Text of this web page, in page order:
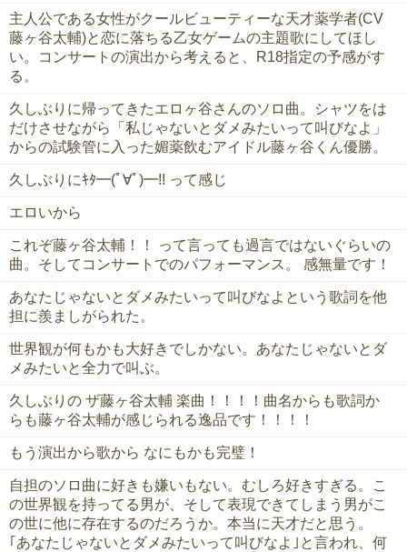
主人公である女性がクールビューティーな天才薬学者(CV
藤ヶ谷太輔)と恋に落ちる乙女ゲームの主題歌にしてほし
い。コンサートの演出から考えると、R18指定の予感がす
る。
久しぶりに帰ってきたエロヶ谷さんのソロ曲。シャツをは
だけさせながら「私じゃないとダメみたいって叫びなよ」
からの試験管に入った媚薬飲むアイドル藤ヶ谷くん優勝。
久しぶりにｷﾀ━(ﾟ∀ﾟ)━!! って感じ
エロいから
これぞ藤ヶ谷太輔！！ って言っても過言ではないぐらいの
曲。そしてコンサートでのパフォーマンス。 感無量です！
あなたじゃないとダメみたいって叫びなよという歌詞を他
担に羨ましがられた。
世界観が何もかも大好きでしかない。あなたじゃないとダ
メみたいと全力で叫ぶ。
久しぶりの ザ藤ヶ谷太輔 楽曲！！！！曲名からも歌詞か
らも藤ヶ谷太輔が感じられる逸品です！！！！
もう演出から歌から なにもかも完璧！
自担のソロ曲に好きも嫌いもない。むしろ好きすぎる。こ
の世界観を持ってる男が、そして表現できてしまう男がこ
の世に他に存在するのだろうか。本当に天才だと思う。
｢あなたじゃないとダメみたいって叫びなよ｣と言われ、何